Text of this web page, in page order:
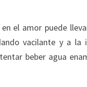
el amor puede
vacilante y a la
beber agua